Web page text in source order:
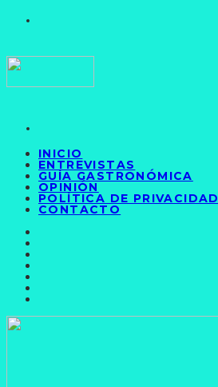
INICIO
ENTREVISTAS
GUÍA GASTRONÓMICA
OPINIÓN
POLÍTICA DE PRIVACIDAD
CONTACTO